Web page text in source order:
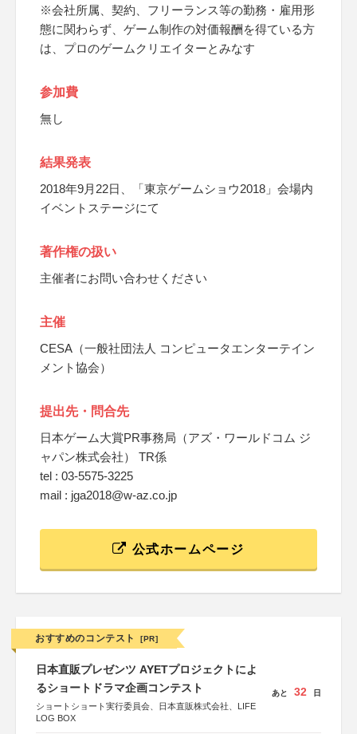
※会社所属、契約、フリーランス等の勤務・雇用形
態に関わらず、ゲーム制作の対価報酬を得ている方
は、プロのゲームクリエイターとみなす
参加費
無し
結果発表
2018年9月22日、「東京ゲームショウ2018」会場内
イベントステージにて
著作権の扱い
主催者にお問い合わせください
主催
CESA（一般社団法人 コンピュータエンターテイン
メント協会）
提出先・問合先
日本ゲーム大賞PR事務局（アズ・ワールドコム ジ
ャパン株式会社） TR係
tel : 03-5575-3225
mail : jga2018@w-az.co.jp
公式ホームページ
おすすめのコンテスト [PR]
日本直販プレゼンツ AYETプロジェクトによ
るショートドラマ企画コンテスト
ショートショート実行委員会、日本直販株式会社、LIFE
LOG BOX
あと 32 日